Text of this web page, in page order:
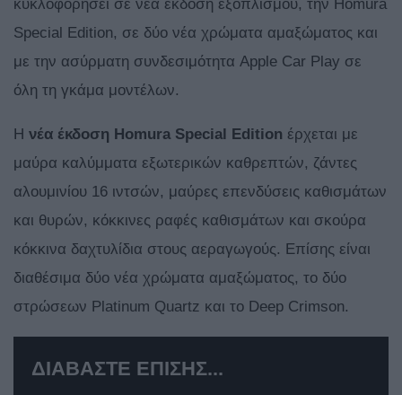
κυκλοφορήσει σε νέα έκδοση εξοπλισμού, την Homura
Special Edition, σε δύο νέα χρώματα αμαξώματος και
με την ασύρματη συνδεσιμότητα Apple Car Play σε
όλη τη γκάμα μοντέλων.
Η νέα έκδοση Homura Special Edition έρχεται με
μαύρα καλύμματα εξωτερικών καθρεπτών, ζάντες
αλουμινίου 16 ιντσών, μαύρες επενδύσεις καθισμάτων
και θυρών, κόκκινες ραφές καθισμάτων και σκούρα
κόκκινα δαχτυλίδια στους αεραγωγούς. Επίσης είναι
διαθέσιμα δύο νέα χρώματα αμαξώματος, το δύο
στρώσεων Platinum Quartz και το Deep Crimson.
ΔΙΑΒΑΣΤΕ ΕΠΙΣΗΣ...